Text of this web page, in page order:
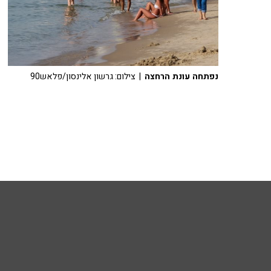
נפתחה עונת הרחצה | צילום: גרשון אלינסון/פלאש90